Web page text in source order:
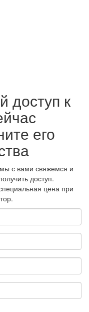
доступ к
его
с вами свяжемся и
доступ.
цена при